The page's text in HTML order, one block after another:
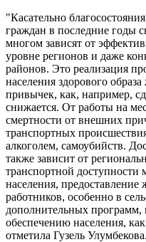
"Касательно
граждан в последние годы
многом зависят от
уровне регионов и даже
районов. Это реализация
населения здорового
привычек, как, например,
снижается. От работы на
смертности от внешних
транспортных
алкоголем, самоубийств.
также зависит от
транспортной
населения,
работников, особенно в
дополнительных программ,
обеспечению населения,
отметила Гузель Улумбекова.